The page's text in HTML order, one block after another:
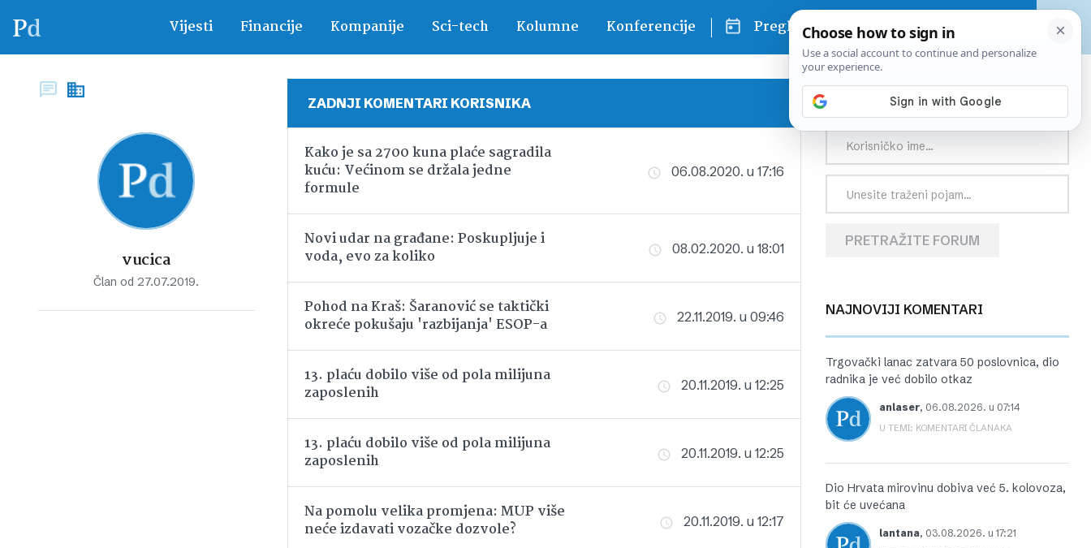
Vijesti Financije Kompanije Sci-tech Kolumne Konferencije Pregled dana
vucica
Član od 27.07.2019.
ZADNJI KOMENTARI KORISNIKA
Kako je sa 2700 kuna plaće sagradila
kuću: Većinom se držala jedne
formule
06.08.2020. u 17:16
Novi udar na građane: Poskupljuje i
voda, evo za koliko
08.02.2020. u 18:01
Pohod na Kraš: Šaranović se taktički
okreće pokušaju 'razbijanja' ESOP-a
22.11.2019. u 09:46
13. plaću dobilo više od pola milijuna
zaposlenih
20.11.2019. u 12:25
13. plaću dobilo više od pola milijuna
zaposlenih
20.11.2019. u 12:25
Na pomolu velika promjena: MUP više
neće izdavati vozačke dozvole?
20.11.2019. u 12:17
PRETRAŽITE FORUM
PRETRAŽITE FORUM
NAJNOVIJI KOMENTARI
Trgovački lanac zatvara 50 poslovnica, dio
radnika je već dobilo otkaz
anlaser, 06.08.2026. u 07:14
U TEMI: KOMENTARI ČLANAKA
Dio Hrvata mirovinu dobiva već 5. kolovoza,
bit će uvećana
lantana, 03.08.2026. u 17:21